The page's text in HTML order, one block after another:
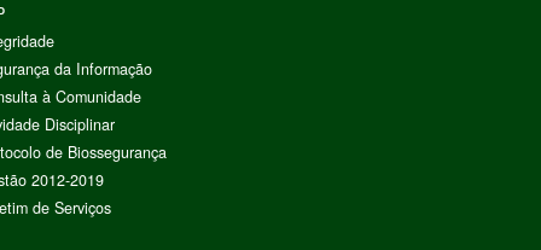
da Informação
à Comunidade
Disciplinar
de Biossegurança
2012-2019
de Serviços